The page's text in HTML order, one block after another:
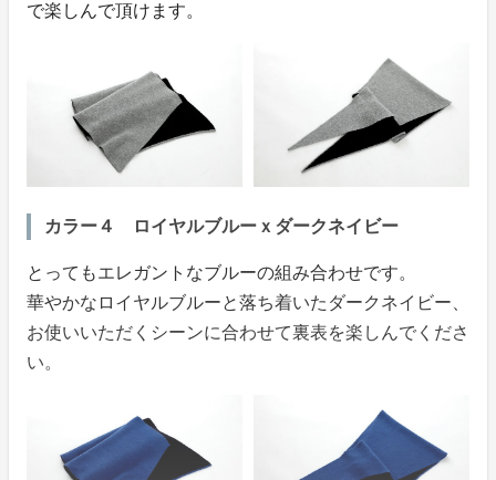
で楽しんで頂けます。
カラー４ ロイヤルブルーｘダークネイビー
とってもエレガントなブルーの組み合わせです。
華やかなロイヤルブルーと落ち着いたダークネイビー、
お使いいただくシーンに合わせて裏表を楽しんでくださ
い。